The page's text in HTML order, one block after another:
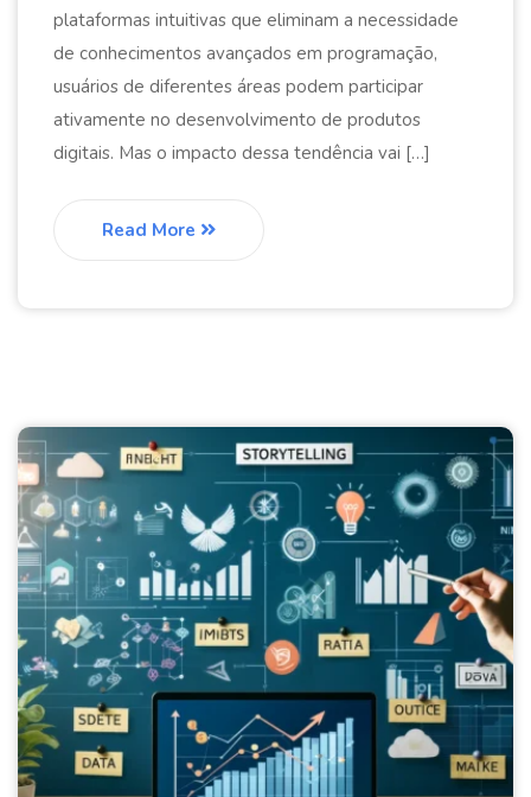
plataformas intuitivas que eliminam a necessidade
de conhecimentos avançados em programação,
usuários de diferentes áreas podem participar
ativamente no desenvolvimento de produtos
digitais. Mas o impacto dessa tendência vai […]
Read More